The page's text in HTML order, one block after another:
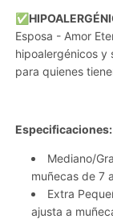
Esposa - Amor
hipoalergénicos y
para quienes
Especificaciones:
Mediano/
muñecas de 7
Extra
ajusta a